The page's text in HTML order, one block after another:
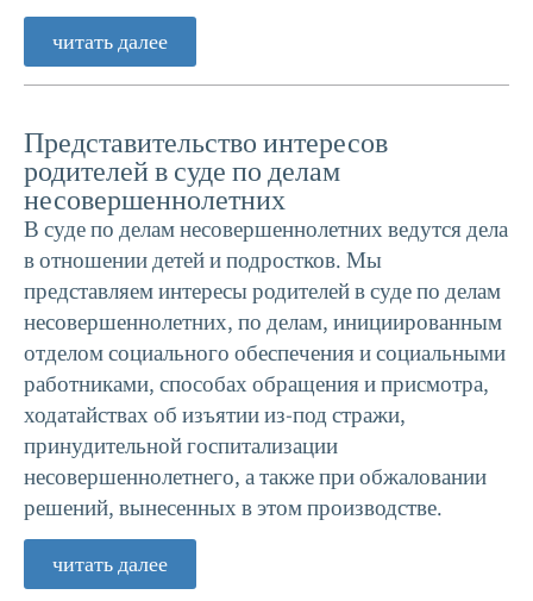
читать далее
Представительство интересов
родителей в суде по делам
несовершеннолетних
В суде по делам несовершеннолетних ведутся дела
в отношении детей и подростков. Мы
представляем интересы родителей в суде по делам
несовершеннолетних, по делам, инициированным
отделом социального обеспечения и социальными
работниками, способах обращения и присмотра,
ходатайствах об изъятии из-под стражи,
принудительной госпитализации
несовершеннолетнего, а также при обжаловании
решений, вынесенных в этом производстве.
читать далее